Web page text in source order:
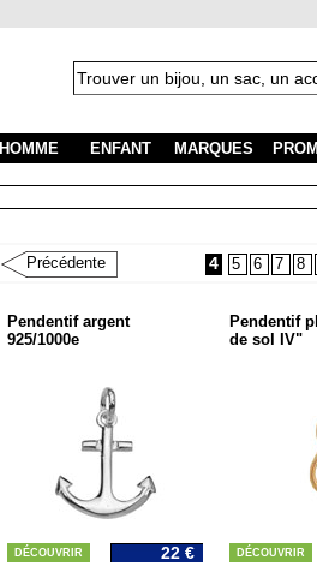
HOMME ENFANT MARQUES
Précédente 4 5 6 7 8
Pendentif argent
925/1000e
DÉCOUVRIR 22 €
Pendentif
de sol IV"
DÉCOUVRIR